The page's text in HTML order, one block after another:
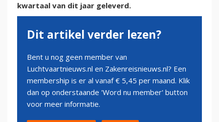
kwartaal van dit jaar geleverd.
Dit artikel verder lezen?
Bent u nog geen member van
Luchtvaartnieuws.nl en Zakenreisnieuws.nl? Een
membership is er al vanaf € 5,45 per maand. Klik
dan op onderstaande 'Word nu member' button
voor meer informatie.